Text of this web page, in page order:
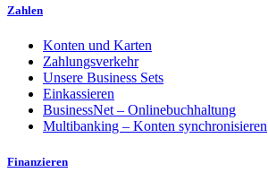
Zahlen
Konten und Karten
Zahlungsverkehr
Unsere Business Sets
Einkassieren
BusinessNet – Onlinebuchhaltung
Multibanking – Konten synchronisieren
Finanzieren